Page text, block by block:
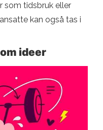
som tidsbruk eller
kan også tas i
ideer